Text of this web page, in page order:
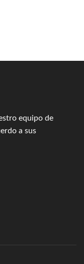
equipo de
a sus